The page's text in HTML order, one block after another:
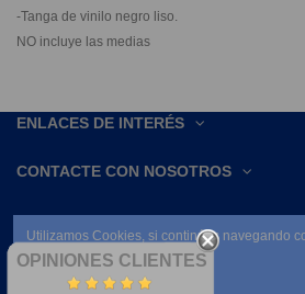
-Tanga de vinilo negro liso.
NO incluye las medias
ENLACES DE INTERÉS
CONTACTE CON NOSOTROS
OPINIONES CLIENTES
Utilizamos Cookies, si continúas navegando
uso.
Leer condiciones